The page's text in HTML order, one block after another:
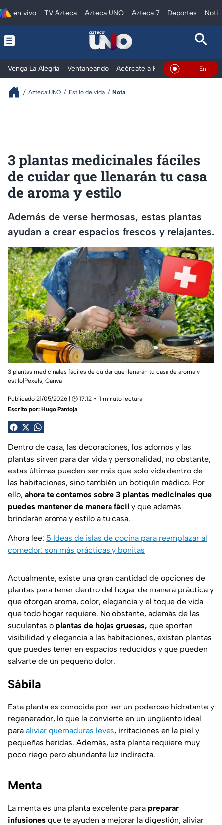
en vivo TV Azteca Azteca UNO Azteca 7 Deportes
Venga La Alegría Ventaneando Acércate a Rocío Al Extremo
En Vivo
Azteca UNO Estilo de vida Nota
3 plantas medicinales fáciles
de cuidar que llenarán tu casa
de aroma y estilo
Además de verse hermosas, estas plantas
ayudan a crear espacios frescos y relajantes.
3 plantas medicinales fáciles de cuidar que llenarán tu casa de aroma y
estilo|Pexels, Canva
Publicado 21/05/2026 | 🕑 17:12
1 minuto lectura
Escrito por: Hugo Pantoja
Dentro de casa, las decoraciones, los adornos y las
plantas sirven para dar vida y personalidad; no obstante,
estas últimas pueden ser más que solo vida dentro de
las habitaciones, sino también un botiquín médico. Por
ello, ahora te contamos sobre 3 plantas medicinales que
puedes mantener de manera fácil y que además
brindarán aroma y estilo a tu casa.
Ahora lee: 5 Ideas de islas de cocina para reemplazar al
comedor: son más prácticas y bonitas
Actualmente, existe una gran cantidad de opciones de
plantas para tener dentro del hogar de manera práctica y
que otorgan aroma, color, elegancia y el toque de vida
que todo hogar requiere. No obstante, además de las
suculentas o plantas de hojas gruesas, que aportan
visibilidad y elegancia a las habitaciones, existen plantas
que puedes tener en espacios reducidos y que pueden
salvarte de un pequeño dolor.
Sábila
Esta planta es conocida por ser un poderoso hidratante y
regenerador, lo que la convierte en un ungüento ideal
para aliviar quemaduras leves, irritaciones en la piel y
pequeñas heridas. Además, esta planta requiere muy
poco riego pero abundante luz indirecta.
Menta
La menta es una planta excelente para preparar
infusiones que te ayuden a mejorar la digestión, aliviar